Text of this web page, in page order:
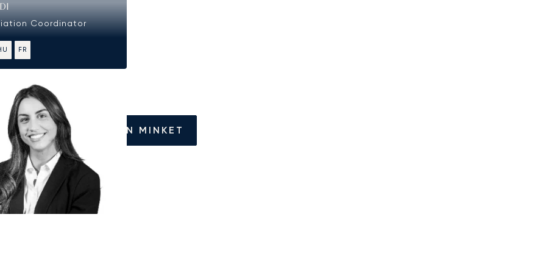
Coordinator
FR
HÍVJON MINKET